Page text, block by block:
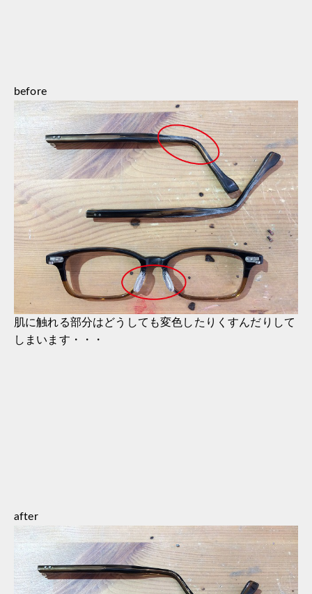
before
肌に触れる部分はどうしても変色したりくすんだりして
しまいます・・・
after